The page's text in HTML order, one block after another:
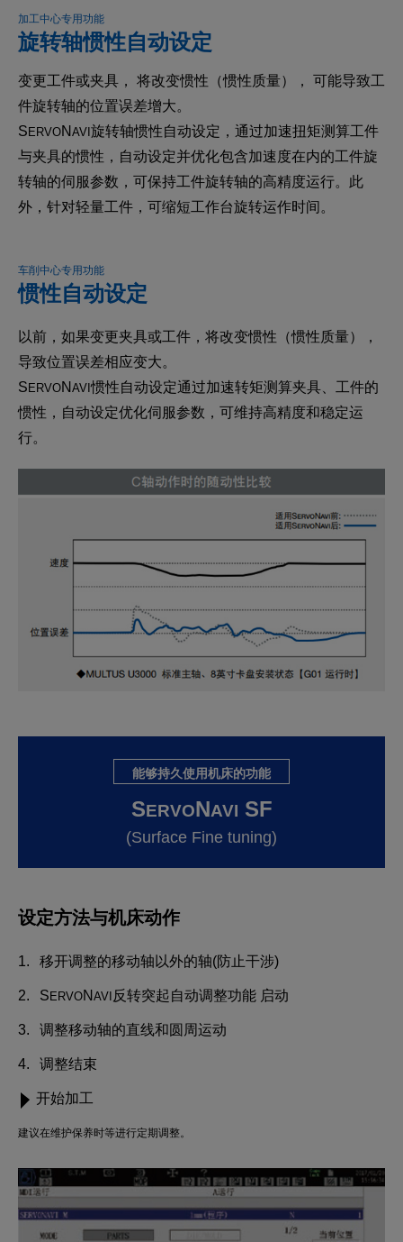
加工中心专用功能
旋转轴惯性自动设定
变更工件或夹具， 将改变惯性（惯性质量）， 可能导致工
件旋转轴的位置误差增大。
S ERVON AVI 旋转轴惯性自动设定，通过加速扭矩测算工件
与夹具的惯性，自动设定并优化包含加速度在内的工件旋
转轴的伺服参数，可保持工件旋转轴的高精度运行。此
外，针对轻量工件，可缩短工作台旋转运作时间。
车削中心专用功能
惯性自动设定
以前，如果变更夹具或工件，将改变惯性（惯性质量），
导致位置误差相应变大。
S ERVON AVI惯性自动设定通过加速转矩测算夹具、工件的
惯性，自动设定优化伺服参数，可维持高精度和稳定运
行。
能够持久使用机床的功能
SERVONAVI SF
(Surface Fine tuning)
设定方法与机床动作
移开调整的移动轴以外的轴(防止干涉)
S ERVON AVI 反转突起自动调整功能 启动
调整移动轴的直线和圆周运动
调整结束
开始加工
建议在维护保养时等进行定期调整。